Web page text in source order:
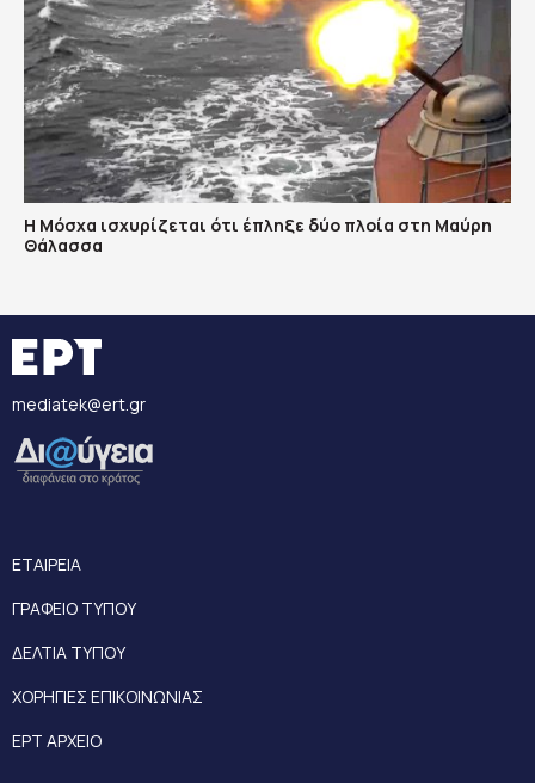
Η Μόσχα ισχυρίζεται ότι έπληξε δύο πλοία στη Μαύρη
Θάλασσα
mediatek@ert.gr
ΕΤΑΙΡΕΙΑ
ΓΡΑΦΕΙΟ ΤΥΠΟΥ
ΔΕΛΤΙΑ ΤΥΠΟΥ
ΧΟΡΗΓΙΕΣ ΕΠΙΚΟΙΝΩΝΙΑΣ
ΕΡΤ ΑΡΧΕΙΟ